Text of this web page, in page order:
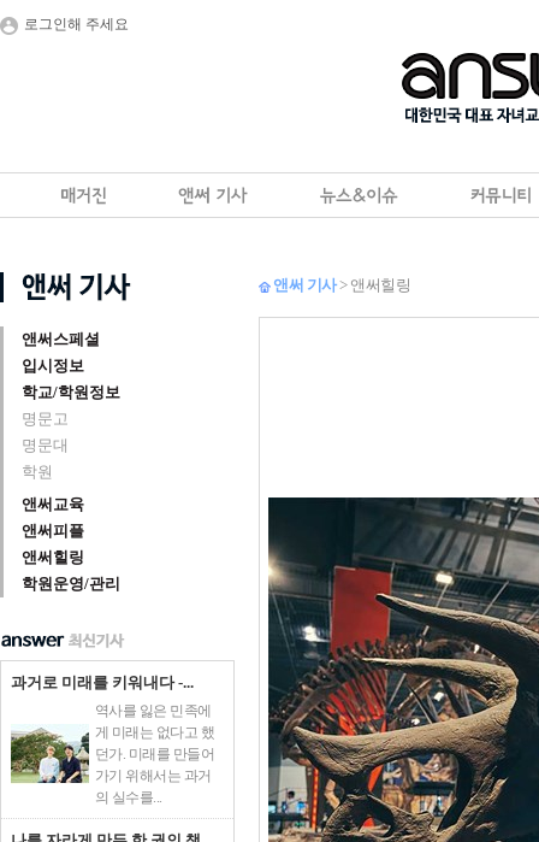
로그인해 주세요
앤써스페셜
입시정보
학교/학원정보
명문고
명문대
학원
앤써교육
앤써피플
앤써힐링
학원운영/관리
과거로 미래를 키워내다 -...
역사를 잃은 민족에
게 미래는 없다고 했
던가. 미래를 만들어
가기 위해서는 과거
의 실수를...
앤써 기사> 앤써힐링